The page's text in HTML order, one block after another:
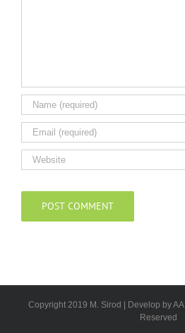
Copyright 2019 M. Sirod | Develop by AA
Reserved